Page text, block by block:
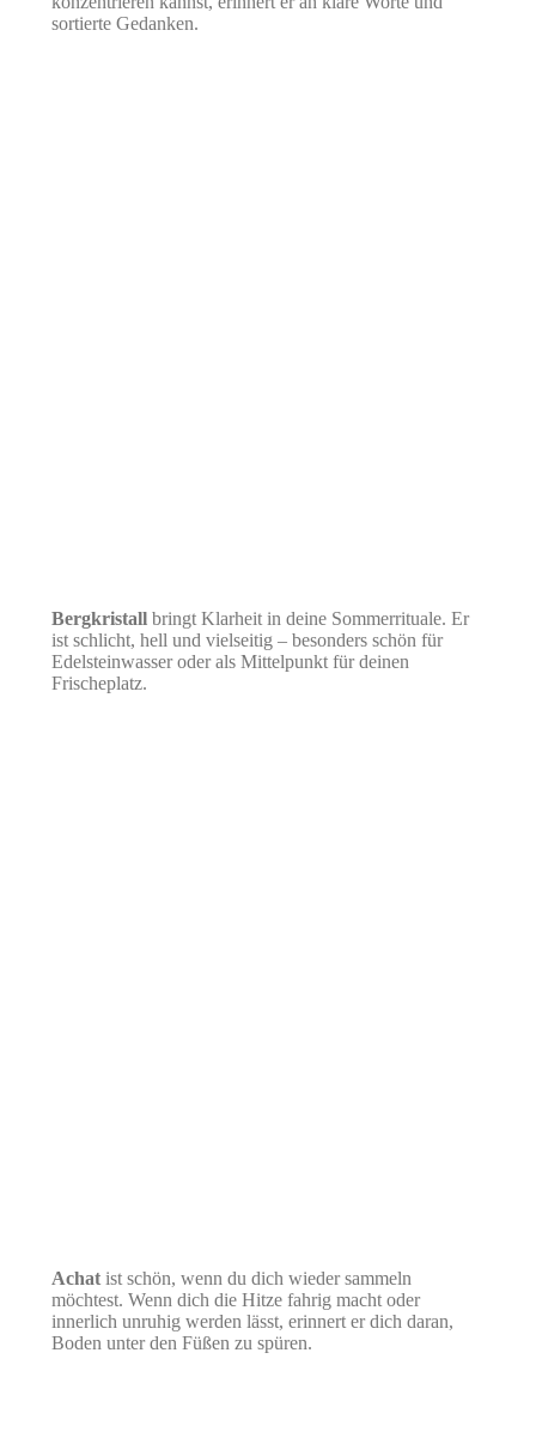
sortierte Gedanken.
Bergkristallbringt Klarheit in deine Sommerrituale. Er
ist schlicht, hell und vielseitig – besonders schön für
Edelsteinwasser oder als Mittelpunkt für deinen
Frischeplatz.
Achatist schön, wenn du dich wieder sammeln
möchtest. Wenn dich die Hitze fahrig macht oder
innerlich unruhig werden lässt, erinnert er dich daran,
Boden unter den Füßen zu spüren.